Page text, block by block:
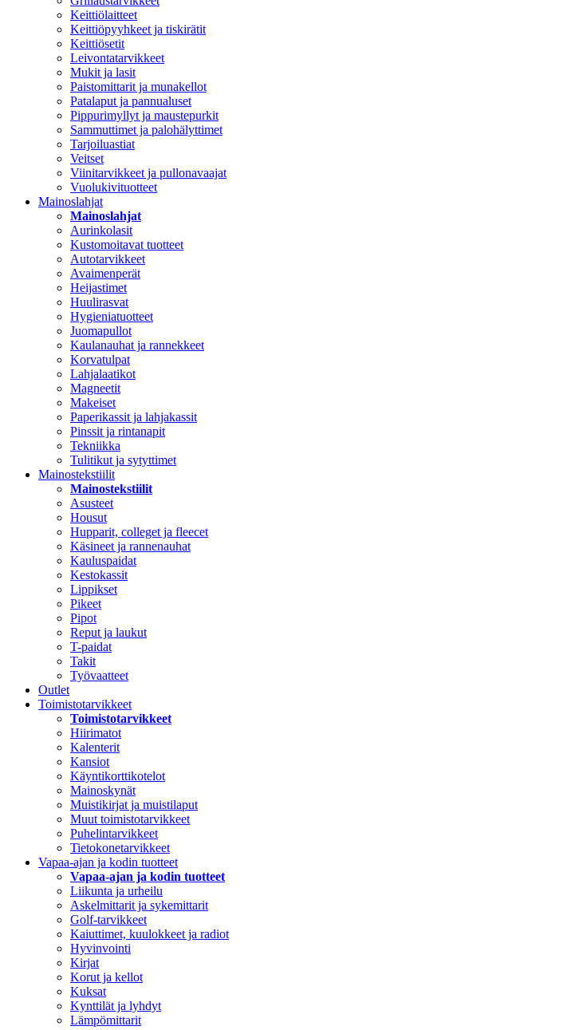
Keittiölaitteet
Keittiöpyyhkeet ja tiskirätit
Keittiösetit
Leivontatarvikkeet
Mukit ja lasit
Paistomittarit ja munakellot
Patalaput ja pannualuset
Pippurimyllyt ja maustepurkit
Sammuttimet ja palohälyttimet
Tarjoiluastiat
Veitset
Viinitarvikkeet ja pullonavaajat
Vuolukivituotteet
Mainoslahjat
Mainoslahjat
Aurinkolasit
Kustomoitavat tuotteet
Autotarvikkeet
Avaimenperät
Heijastimet
Huulirasvat
Hygieniatuotteet
Juomapullot
Kaulanauhat ja rannekkeet
Korvatulpat
Lahjalaatikot
Magneetit
Makeiset
Paperikassit ja lahjakassit
Pinssit ja rintanapit
Tekniikka
Tulitikut ja sytyttimet
Mainostekstiilit
Mainostekstiilit
Asusteet
Housut
Hupparit, colleget ja fleecet
Käsineet ja rannenauhat
Kauluspaidat
Kestokassit
Lippikset
Pikeet
Pipot
Reput ja laukut
T-paidat
Takit
Työvaatteet
Outlet
Toimistotarvikkeet
Toimistotarvikkeet
Hiirimatot
Kalenterit
Kansiot
Käyntikorttikotelot
Mainoskynät
Muistikirjat ja muistilaput
Muut toimistotarvikkeet
Puhelintarvikkeet
Tietokonetarvikkeet
Vapaa-ajan ja kodin tuotteet
Vapaa-ajan ja kodin tuotteet
Liikunta ja urheilu
Askelmittarit ja sykemittarit
Golf-tarvikkeet
Kaiuttimet, kuulokkeet ja radiot
Hyvinvointi
Kirjat
Korut ja kellot
Kuksat
Kynttilät ja lyhdyt
Lämpömittarit